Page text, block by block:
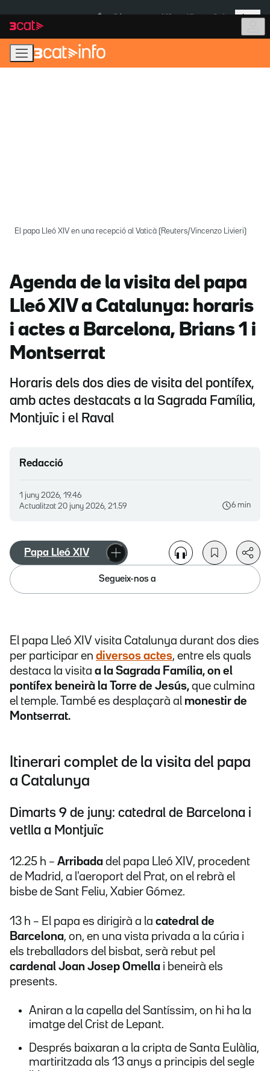
navegació
principal
contingut
Més
El papa Lleó XIV en una recepció al Vaticà (Reuters/Vincenzo Livieri)
Agenda de la visita del papa
Lleó XIV a Catalunya: horaris
i actes a Barcelona, Brians 1 i
Montserrat
Horaris dels dos dies de visita del pontífex,
amb actes destacats a la Sagrada Família,
Montjuïc i el Raval
Redacció
1 juny 2026, 19.46
Actualitzat 20 juny 2026, 21.59 6 min
Papa Lleó XIV
Segueix-nos a
El papa Lleó XIV visita Catalunya durant dos dies
per participar en diversos actes, entre els quals
destaca la visita a la Sagrada Família, on el
pontífex beneirà la Torre de Jesús, que culmina
el temple. També es desplaçarà al monestir de
Montserrat.
Itinerari complet de la visita del papa
a Catalunya
Dimarts 9 de juny: catedral de Barcelona i
vetlla a Montjuïc
12.25 h – Arribada del papa Lleó XIV, procedent
de Madrid, a l'aeroport del Prat, on el rebrà el
bisbe de Sant Feliu, Xabier Gómez.
13 h – El papa es dirigirà a la catedral de
Barcelona, on, en una vista privada a la cúria i
els treballadors del bisbat, serà rebut pel
cardenal Joan Josep Omella i beneirà els
presents.
Aniran a la capella del Santíssim, on hi ha la
imatge del Crist de Lepant.
Després baixaran a la cripta de Santa Eulàlia,
martiritzada als 13 anys a principis del segle